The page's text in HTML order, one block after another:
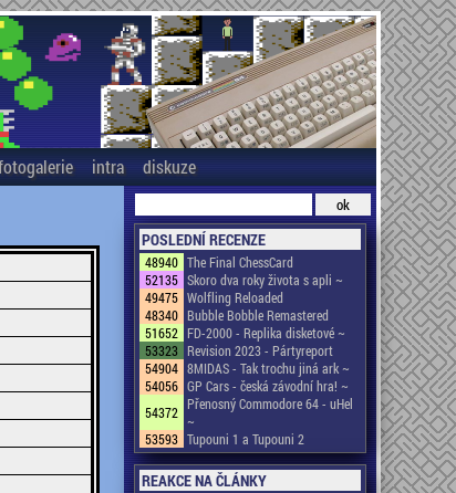
intra diskuze
POSLEDNÍ RECENZE
48940 The Final ChessCard
52135 Skoro dva roky života s apli ~
49475 Wolfling Reloaded
48340 Bubble Bobble Remastered
51652 FD-2000 - Replika disketové ~
53323 Revision 2023 - Pártyreport
54904 8MIDAS - Tak trochu jiná ark ~
54056 GP Cars - česká závodní hra! ~
54372 Přenosný Commodore 64 - uHel
~
53593 Tupouni 1 a Tupouni 2
REAKCE NA ČLÁNKY